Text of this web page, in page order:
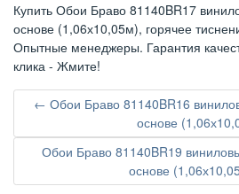
Купить Обои Браво 81140BR17
основе (1,06х10,05м), горячее
Опытные менеджеры. Гарантия
клика - Жмите!
← Обои Браво 81140BR16
основе
Обои Браво 81140BR19
основе